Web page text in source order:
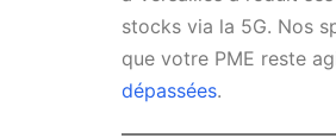
stocks via la 5G. Nos
que votre PME reste
dépassées.